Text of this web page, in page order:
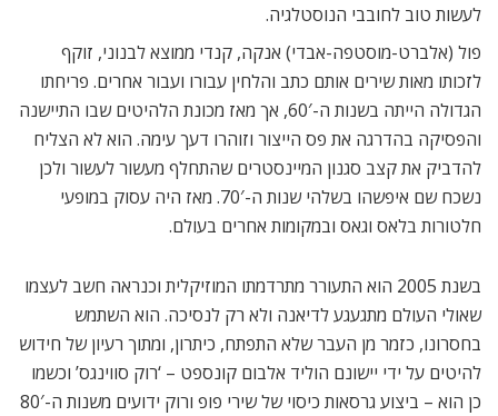
לעשות טוב לחובבי הנוסטלגיה.
פול (אלברט-מוסטפה-אבדי) אנקה, קנדי ממוצא לבנוני, זוקף
לזכותו מאות שירים אותם כתב והלחין עבורו ועבור אחרים. פריחתו
הגדולה הייתה בשנות ה-60′, אך מאז מכונת הלהיטים שבו התיישנה
והפסיקה בהדרגה את פס הייצור וזוהרו דעך עימה. הוא לא הצליח
להדביק את קצב סגנון המיינסטרים שהתחלף מעשור לעשור ולכן
נשכח שם איפשהו בשלהי שנות ה-70′. מאז היה עסוק במופעי
חלטורות בלאס וגאס ובמקומות אחרים בעולם.
בשנת 2005 הוא התעורר מתרדמתו המוזיקלית וכנראה חשב לעצמו
שאולי העולם מתגעגע לדיאנה ולא רק לנסיכה. הוא השתמש
בחסרונו, כזמר מן העבר שלא התפתח, כיתרון, ומתוך רעיון של חידוש
להיטים על ידי יישונם הוליד אלבום קונספט – ‘רוק סווינגס’ וכשמו
כן הוא – ביצוע גרסאות כיסוי של שירי פופ ורוק ידועים משנות ה-80′